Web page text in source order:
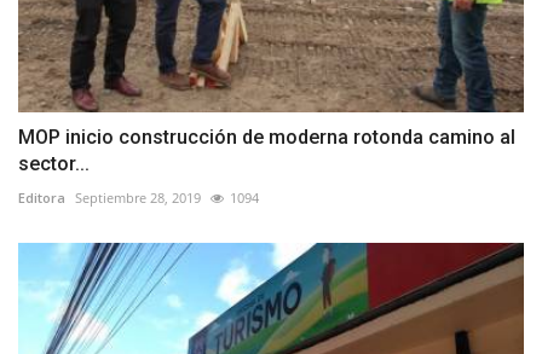
MOP inicio construcción de moderna rotonda camino al
sector...
Editora Septiembre 28, 2019 1094